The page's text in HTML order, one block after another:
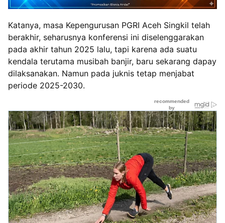
Katanya, masa Kepengurusan PGRI Aceh Singkil telah
berakhir, seharusnya konferensi ini diselenggarakan
pada akhir tahun 2025 lalu, tapi karena ada suatu
kendala terutama musibah banjir, baru sekarang dapay
dilaksanakan. Namun pada juknis tetap menjabat
periode 2025-2030.